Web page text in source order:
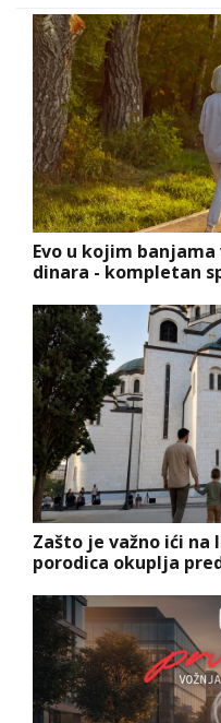
Evo u kojim banjama
dinara - kompletan
Zašto je važno ići
porodica okuplja